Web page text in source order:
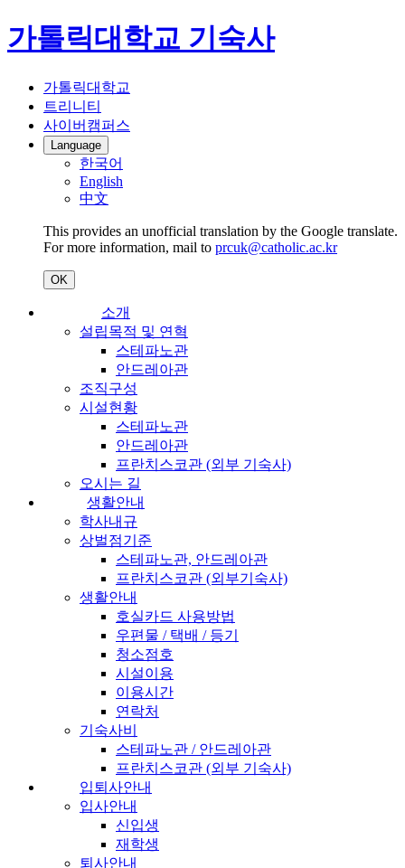
가톨릭대학교 기숙사
가톨릭대학교
트리니티
사이버캠퍼스
Language
한국어
English
中文
This provides an unofficial translation by the Google translate.
For more information, mail to prcuk@catholic.ac.kr
OK
소개
설립목적 및 연혁
스테파노관
안드레아관
조직구성
시설현황
스테파노관
안드레아관
프란치스코관 (외부 기숙사)
오시는 길
생활안내
학사내규
상벌점기준
스테파노관, 안드레아관
프란치스코관 (외부기숙사)
생활안내
호실카드 사용방법
우편물 / 택배 / 등기
청소점호
시설이용
이용시간
연락처
기숙사비
스테파노관 / 안드레아관
프란치스코관 (외부 기숙사)
입퇴사안내
입사안내
신입생
재학생
퇴사안내